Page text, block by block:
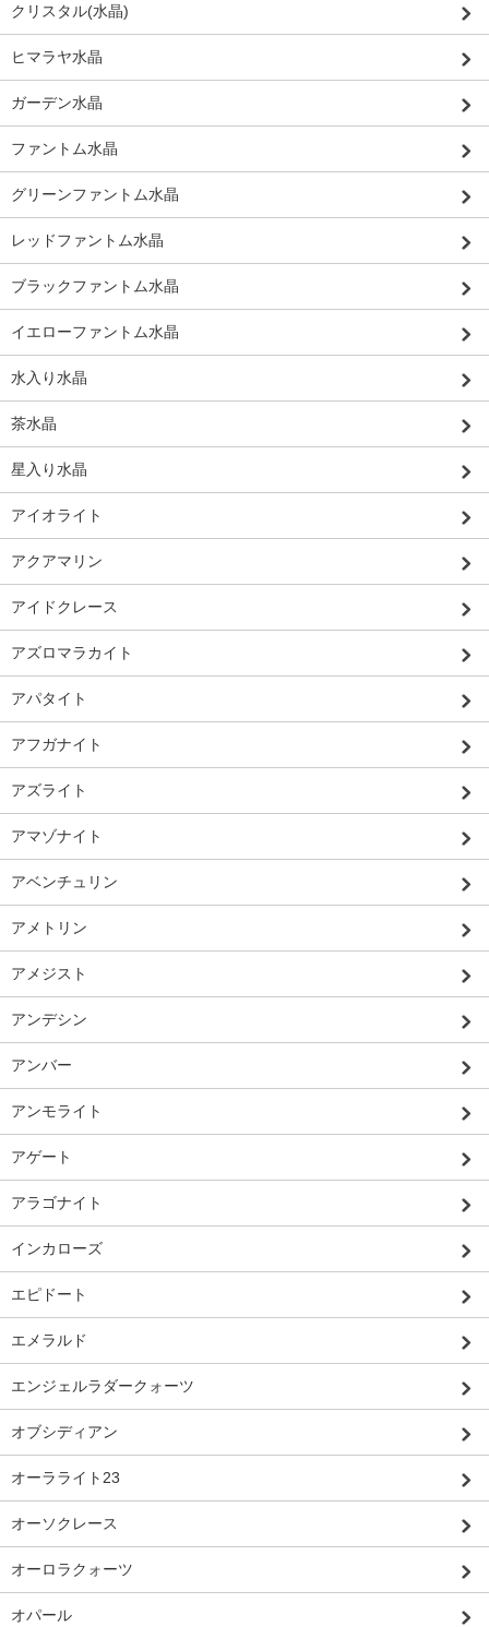
クリスタル(水晶)
ヒマラヤ水晶
ガーデン水晶
ファントム水晶
グリーンファントム水晶
レッドファントム水晶
ブラックファントム水晶
イエローファントム水晶
水入り水晶
茶水晶
星入り水晶
アイオライト
アクアマリン
アイドクレース
アズロマラカイト
アパタイト
アフガナイト
アズライト
アマゾナイト
アベンチュリン
アメトリン
アメジスト
アンデシン
アンバー
アンモライト
アゲート
アラゴナイト
インカローズ
エピドート
エメラルド
エンジェルラダークォーツ
オブシディアン
オーラライト23
オーソクレース
オーロラクォーツ
オパール